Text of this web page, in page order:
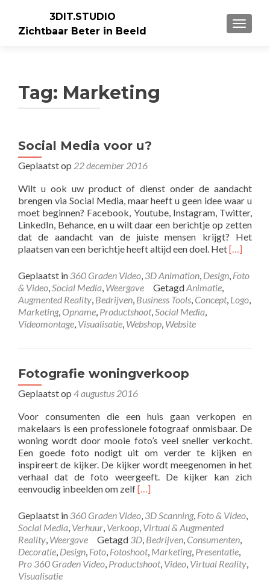
3DIT.STUDIO
Zichtbaar Beter in Beeld
Tag: Marketing
Social Media voor u?
Geplaatst op 22 december 2016
Wilt u ook uw product of dienst onder de aandacht
brengen via Social Media, maar heeft u geen idee waar u
moet beginnen? Facebook, Youtube, Instagram, Twitter,
LinkedIn, Behance, en u wilt daar een berichtje op zetten
dat de aandacht van de juiste mensen krijgt? Het
plaatsen van een berichtje heeft altijd een doel. HetLees
Media
voor
[…]
Geplaatst in 360 Graden Video, 3D Animation, Design, Foto
& Video,Social Media, Weergave GetagdAnimatie,
Augmented Reality, Bedrijven, Business Tools, Concept, Logo,
Marketing, Opname, Productshoot,Social Media,
Videomontage, Visualisatie, Webshop, Website
Fotografie woningverkoop
Geplaatst op 4 augustus 2016
Voor consumenten die een huis gaan verkopen en
makelaars is een professionele fotograaf onmisbaar. De
woning wordt door mooie foto’s veel sneller verkocht.
Een goede foto nodigt uit om verder te kijken en
inspireert de kijker. De kijker wordt meegenomen in het
verhaal dat de foto weergeeft. De kijker kan zich
eenvoudig inbeelden om zelfLees
overFotografie
woningverkoop
[…]
Geplaatst in 360 Graden Video, 3D Scanning, Foto & Video,
Social Media, Verhuur, Verkoop, Virtual & Augmented
Reality, Weergave Getagd 3D, Bedrijven, Consumenten,
Decoratie, Design, Foto, Fotoshoot, Marketing, Presentatie,
Pro 360 Graden Video, Productshoot, Video, Virtual Reality,
Visualisatie